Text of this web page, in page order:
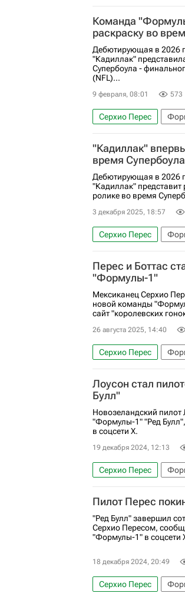
Команда
раскраску во
Дебютирующая в 2026
"Кадиллак"
Супербоула -
(NFL)...
9 февраля, 08:01 573
Серхио Перес
"Кадиллак"
время Супербоула
Дебютирующая в 2026
"Кадиллак" представит
ролике во время
3 декабря 2025, 18:57
Серхио Перес
Перес и Боттас
"Формулы-1"
Мексиканец Серхио
новой команды
сайт "королевских
26 августа 2025, 14:40
Серхио Перес
Лоусон стал
Булл"
Новозеландский
"Формулы-1" "Ред Булл",
в соцсети Х.
19 декабря 2024, 12:13
Серхио Перес
Пилот Перес
"Ред Булл" завершил
Серхио Пересом,
"Формулы-1" в соцсети
18 декабря 2024, 20:49
Серхио Перес